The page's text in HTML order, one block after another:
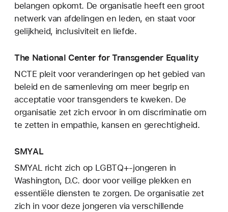
belangen opkomt. De organisatie heeft een groot
netwerk van afdelingen en leden, en staat voor
gelijkheid, inclusiviteit en liefde.
The National Center for Transgender Equality
NCTE pleit voor veranderingen op het gebied van
beleid en de samenleving om meer begrip en
acceptatie voor transgenders te kweken. De
organisatie zet zich ervoor in om discriminatie om
te zetten in empathie, kansen en gerechtigheid.
SMYAL
SMYAL richt zich op LGBTQ+-jongeren in
Washington, D.C. door voor veilige plekken en
essentiële diensten te zorgen. De organisatie zet
zich in voor deze jongeren via verschillende